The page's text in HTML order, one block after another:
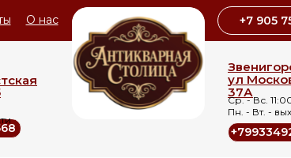
О нас +7 905
ул
37А
Ср. - Вс.
Пн. - Вт. -